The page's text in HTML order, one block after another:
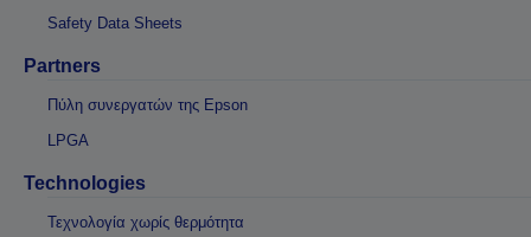
Safety Data Sheets
Partners
Πύλη συνεργατών της Epson
LPGA
Technologies
Τεχνολογία χωρίς θερμότητα